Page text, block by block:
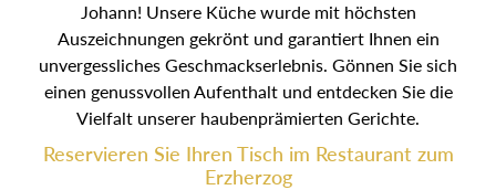
Johann! Unsere Küche wurde mit höchsten
Auszeichnungen gekrönt und garantiert Ihnen ein
unvergessliches Geschmackserlebnis. Gönnen Sie sich
einen genussvollen Aufenthalt und entdecken Sie die
Vielfalt unserer haubenprämierten Gerichte.
Reservieren Sie Ihren Tisch im Restaurant zum
Erzherzog